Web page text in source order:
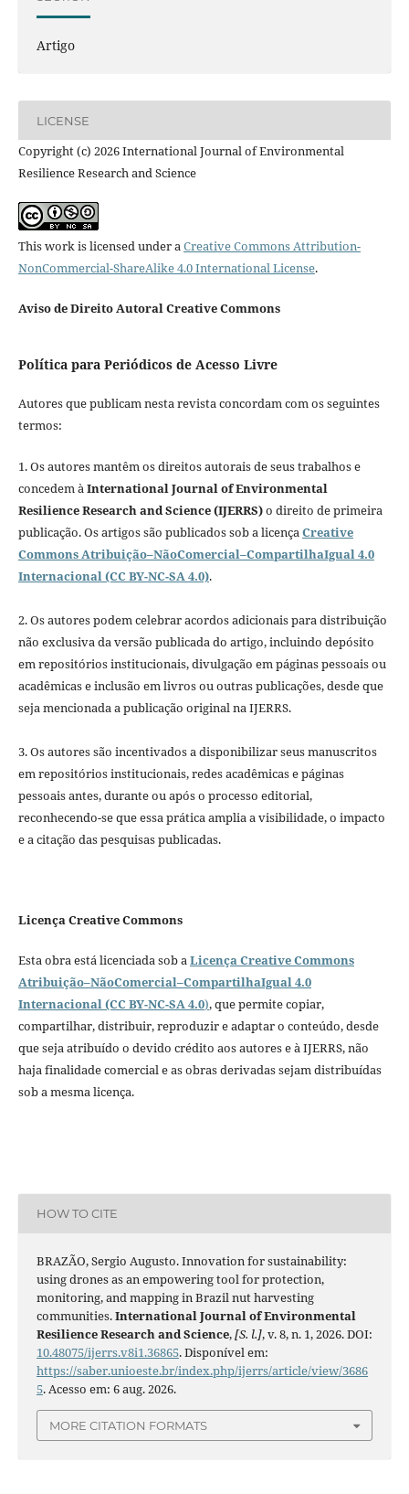
Artigo
LICENSE
Copyright (c) 2026 International Journal of Environmental
Resilience Research and Science
This work is licensed under aCreative Commons Attribution-
NonCommercial-ShareAlike 4.0 International License.
Aviso de Direito Autoral Creative Commons
Política para Periódicos de Acesso Livre
Autores que publicam nesta revista concordam com os seguintes
termos:
1. Os autores mantêm os direitos autorais de seus trabalhos e
concedem à International Journal of Environmental
Resilience Research and Science (IJERRS)o direito de primeira
publicação. Os artigos são publicados sob a licença Creative
Commons Atribuição–NãoComercial–CompartilhaIgual 4.0
Internacional (CC BY-NC-SA 4.0).
2. Os autores podem celebrar acordos adicionais para distribuição
não exclusiva da versão publicada do artigo, incluindo depósito
em repositórios institucionais, divulgação em páginas pessoais ou
acadêmicas e inclusão em livros ou outras publicações, desde que
seja mencionada a publicação original na IJERRS.
3. Os autores são incentivados a disponibilizar seus manuscritos
em repositórios institucionais, redes acadêmicas e páginas
pessoais antes, durante ou após o processo editorial,
reconhecendo-se que essa prática amplia a visibilidade, o impacto
e a citação das pesquisas publicadas.
Licença Creative Commons
Esta obra está licenciada sob a Licença Creative Commons
Atribuição–NãoComercial–CompartilhaIgual 4.0
Internacional (CC BY-NC-SA 4.0), que permite copiar,
compartilhar, distribuir, reproduzir e adaptar o conteúdo, desde
que seja atribuído o devido crédito aos autores e à IJERRS, não
haja finalidade comercial e as obras derivadas sejam distribuídas
sob a mesma licença.
HOW TO CITE
BRAZÃO, Sergio Augusto. Innovation for sustainability:
using drones as an empowering tool for protection,
monitoring, and mapping in Brazil nut harvesting
communities.International Journal of Environmental
Resilience Research and Science,[S. l.], v. 8, n. 1, 2026. DOI:
10.48075/ijerrs.v8i1.36865. Disponível em:
https://saber.unioeste.br/index.php/ijerrs/article/view/3686
5. Acesso em: 6 aug. 2026.
MORE CITATION FORMATS